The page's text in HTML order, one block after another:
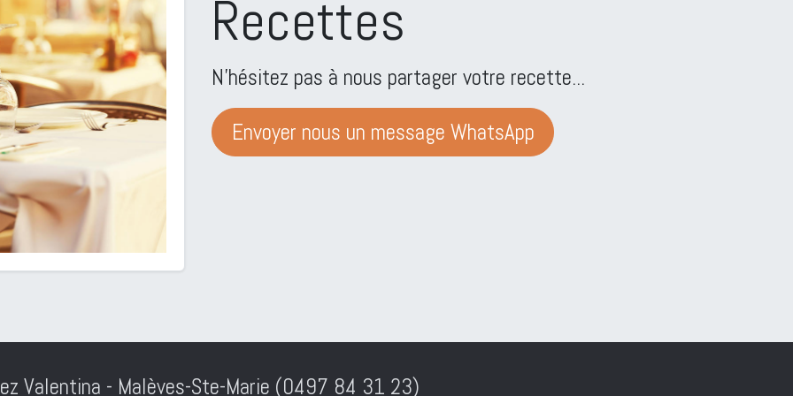
Recettes
N'hésitez pas à nous partager votre recette...
Envoyer nous un message WhatsApp
Valentina - Malèves-Ste-Marie (0497 84 31 23)